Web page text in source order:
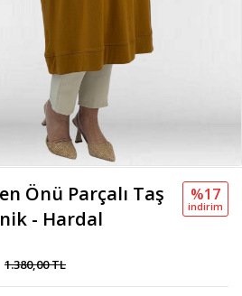
Önü Parçalı Taş
- Hardal
1.380,00 TL
%17
i̇ndi̇ri̇m